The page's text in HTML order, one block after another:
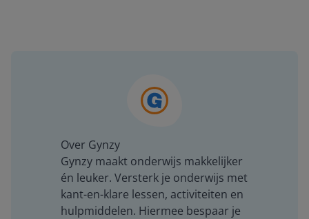
Over Gynzy
Gynzy maakt onderwijs makkelijker
én leuker. Versterk je onderwijs met
kant-en-klare lessen, activiteiten en
hulpmiddelen. Hiermee bespaar je